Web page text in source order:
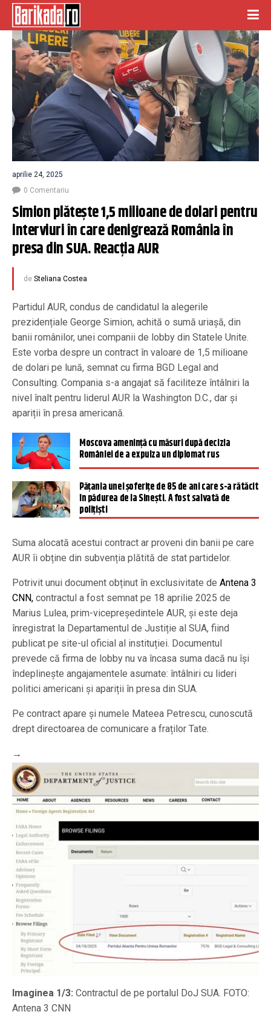
aprilie 24, 2025
0 Comentariu
Simion plătește 1,5 milioane de dolari pentru
interviuri în care denigrează România în
presa din SUA. Reacția AUR
de Steliana Costea
Partidul AUR, condus de candidatul la alegerile
prezidențiale George Simion, achită o sumă uriașă, din
banii românilor, unei companii de lobby din Statele Unite.
Este vorba despre un contract în valoare de 1,5 milioane
de dolari pe lună, semnat cu firma BGD Legal and
Consulting. Compania s-a angajat să faciliteze întâlniri la
nivel înalt pentru liderul AUR la Washington D.C., dar și
apariții în presa americană.
Moscova amenință cu măsuri după decizia
României de a expulza un diplomat rus
Păţania unei şoferiţe de 85 de ani care s-a rătăcit
în pădurea de la Sineşti. A fost salvată de
poliţişti
Suma alocată acestui contract ar proveni din banii pe care
AUR îi obține din subvenția plătită de stat partidelor.
Potrivit unui document obținut în exclusivitate de Antena 3
CNN, contractul a fost semnat pe 18 aprilie 2025 de
Marius Lulea, prim-vicepreședintele AUR, și este deja
înregistrat la Departamentul de Justiție al SUA, fiind
publicat pe site-ul oficial al instituției. Documentul
prevede că firma de lobby nu va încasa suma dacă nu își
îndeplinește angajamentele asumate: întâlniri cu lideri
politici americani și apariții în presa din SUA.
Pe contract apare și numele Mateea Petrescu, cunoscută
drept directoarea de comunicare a fraților Tate.
→
Imaginea 1/3: Contractul de pe portalul DoJ SUA. FOTO:
Antena 3 CNN